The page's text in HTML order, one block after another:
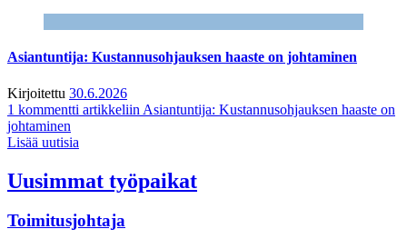
Asiantuntija: Kustannusohjauksen haaste on johtaminen
Kirjoitettu 30.6.2026
1 kommentti artikkeliin Asiantuntija: Kustannusohjauksen haaste on
johtaminen
Lisää uutisia
Uusimmat työpaikat
Toimitusjohtaja